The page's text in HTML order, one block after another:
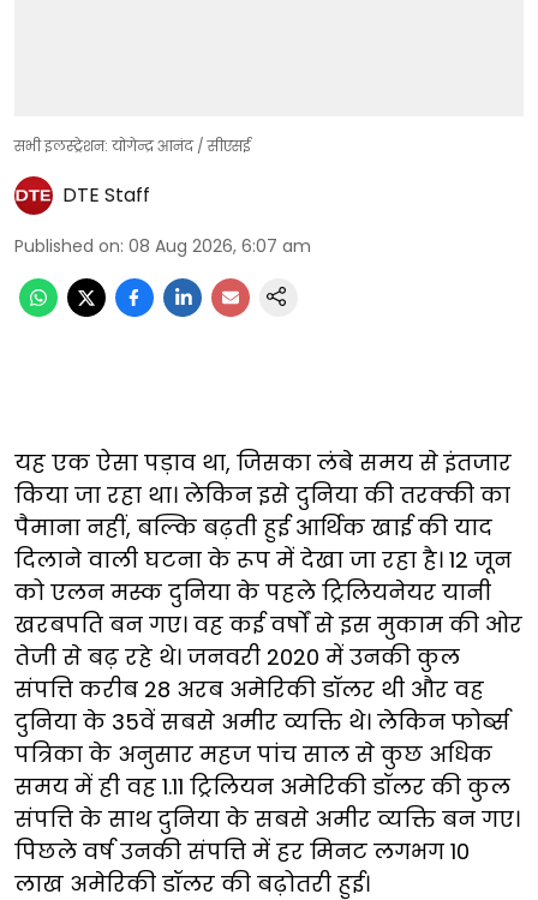
सभी इलस्ट्रेशन: योगेन्द्र आनंद / सीएसई
DTE Staff
Published on: 08 Aug 2026, 6:07 am
यह एक ऐसा पड़ाव था, जिसका लंबे समय से इंतजार
किया जा रहा था। लेकिन इसे दुनिया की तरक्की का
पैमाना नहीं, बल्कि बढ़ती हुई आर्थिक खाई की याद
दिलाने वाली घटना के रूप में देखा जा रहा है। 12 जून
को एलन मस्क दुनिया के पहले ट्रिलियनेयर यानी
खरबपति बन गए। वह कई वर्षों से इस मुकाम की ओर
तेजी से बढ़ रहे थे। जनवरी 2020 में उनकी कुल
संपत्ति करीब 28 अरब अमेरिकी डॉलर थी और वह
दुनिया के 35वें सबसे अमीर व्यक्ति थे। लेकिन फोर्ब्स
पत्रिका के अनुसार महज पांच साल से कुछ अधिक
समय में ही वह 1.11 ट्रिलियन अमेरिकी डॉलर की कुल
संपत्ति के साथ दुनिया के सबसे अमीर व्यक्ति बन गए।
पिछले वर्ष उनकी संपत्ति में हर मिनट लगभग 10
लाख अमेरिकी डॉलर की बढ़ोतरी हुई।